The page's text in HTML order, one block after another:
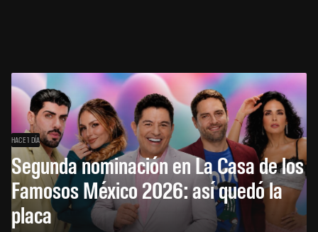
HACE 1 DÍA
Segunda nominación en La Casa de los
Famosos México 2026: así quedó la
placa